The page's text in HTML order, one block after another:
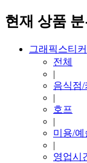
현재 상품
그래픽스티커
전체
|
음식점/
|
호프
|
미용/예
|
영업시